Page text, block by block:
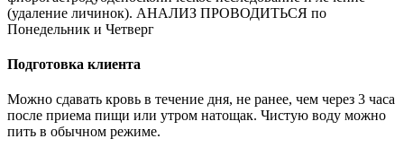
(удаление личинок). АНАЛИЗ ПРОВОДИТЬСЯ по
Понедельник и Четверг
Подготовка клиента
Можно сдавать кровь в течение дня, не ранее, чем через 3 часа
после приема пищи или утром натощак. Чистую воду можно
пить в обычном режиме.